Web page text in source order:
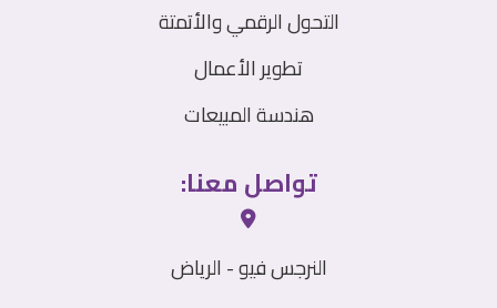
التحول الرقمي والأتمتة
تطوير الأعمال
هندسة المبيعات
تواصل معنا:
النرجس فيو - الرياض